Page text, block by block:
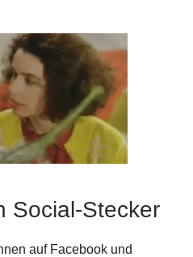
Social-Stecker
auf Facebook und